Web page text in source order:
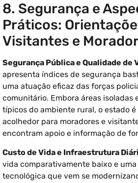
8. Segurança e
Práticos:
Visitantes e
Segurança Pública e Qualidade de
apresenta índices de segurança
uma atuação eficaz das forças
comunitário. Embora áreas isoladas
típicos do ambiente rural, o estado
acolhedor para moradores e
encontram apoio e informação de
Custo de Vida e Infraestrutura
vida comparativamente baixo e
tecnológica que vem se